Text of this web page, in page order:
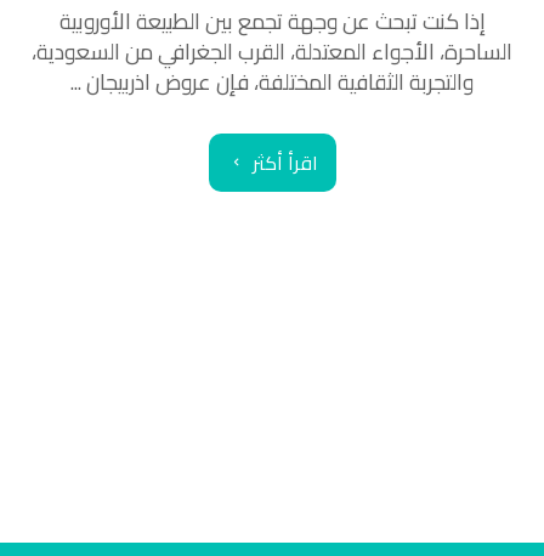
إذا كنت تبحث عن وجهة تجمع بين الطبيعة الأوروبية
الساحرة، الأجواء المعتدلة، القرب الجغرافي من السعودية،
والتجربة الثقافية المختلفة، فإن عروض اذربيجان ...
اقرأ أكثر